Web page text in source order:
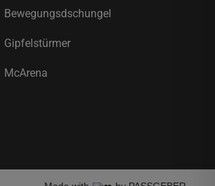
Bewegungsdschungel
Gipfelstürmer
McArena